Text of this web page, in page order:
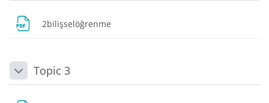
2bilişselöğrenme
DaraltTopic 3